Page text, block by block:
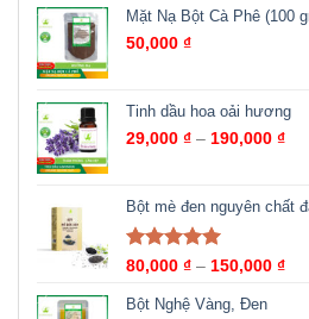
Mặt Nạ Bột Cà Phê (100
50,000 ₫
Tinh dầu hoa oải hương
29,000 ₫ – 190,000 ₫
Bột mè đen nguyên chất
Được xếp
sao
80,000 ₫ – 150,000 ₫
Bột Nghệ Vàng, Đen